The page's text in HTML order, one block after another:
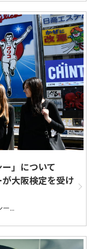
ー」について
大阪検定を受け
...